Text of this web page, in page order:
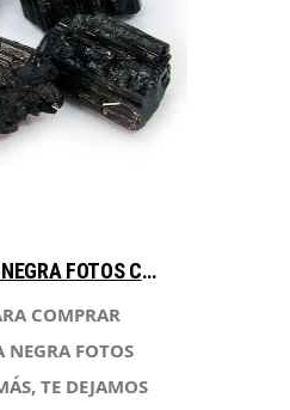
➤ TURMALINA NEGRA FOTOS COMPARA PRECIOS PARA COMPRAR EN LIBRERIAESOTERICA.NET
COMPRAR
FOTOS
TE DEJAMOS